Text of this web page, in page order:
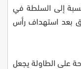
إلى السلطة في
بعد استهداف رأس
على الطاولة يجعل